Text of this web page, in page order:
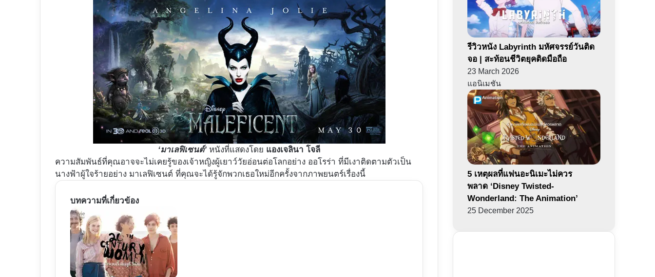
‘มาเลฟิเซนต์’ หนังที่แสดงโดย แองเจลินา โจลี
ความสัมพันธ์ที่คุณอาจจะไม่เคยรู้ของเจ้าหญิงผู้เยาว์วัยอ่อนต่อโลกอย่าง ออโรร่า ที่มีเงาติดตามตัวเป็น
นางฟ้าผู้ใจร้ายอย่าง มาเลฟิเซนต์ ที่คุณจะได้รู้จักพวกเธอใหม่อีกครั้งจากภาพยนตร์เรื่องนี้
บทความที่เกี่ยวข้อง
รีวิวหนัง Labyrinth มหัศจรรย์วันติด
จอ | สะท้อนชีวิตยุคติดมือถือ
23 March 2026
แอนิเมชัน
5 เหตุผลที่แฟนอะนิเมะไม่ควร
พลาด ‘Disney Twisted-
Wonderland: The Animation’
25 December 2025